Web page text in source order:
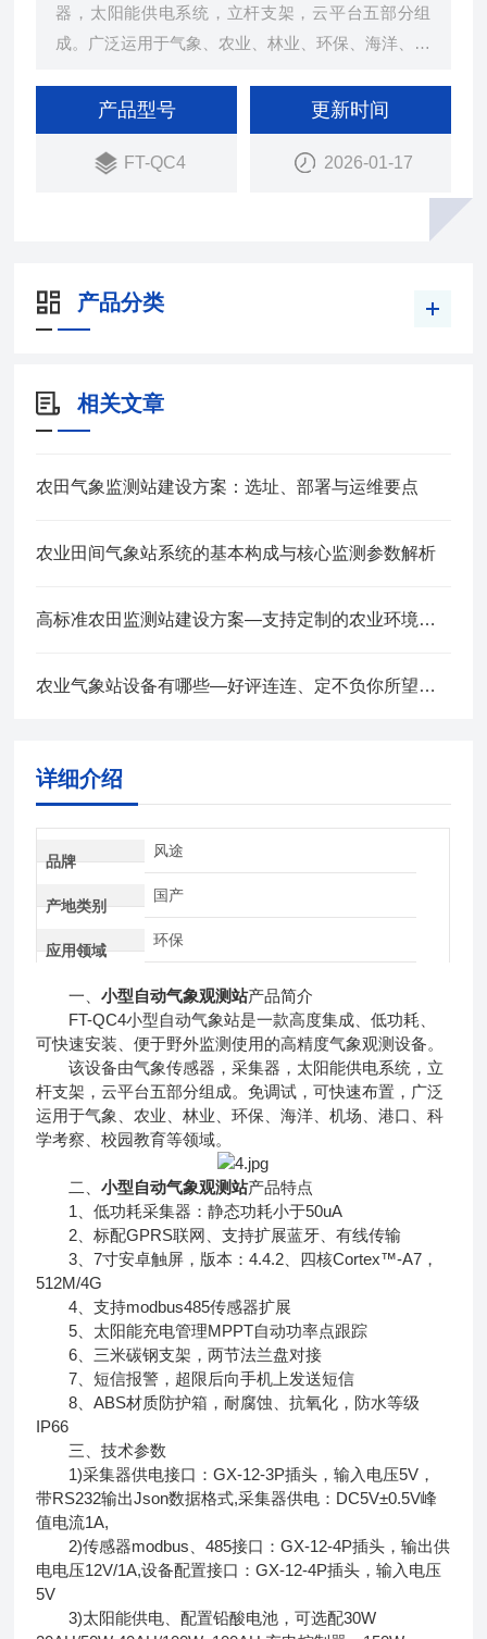
器，太阳能供电系统，立杆支架，云平台五部分组
成。广泛运用于气象、农业、林业、环保、海洋、机
产品型号
FT-QC4
更新时间
2026-01-17
产品分类
相关文章
农田气象监测站建设方案：选址、部署与运维要点
农业田间气象站系统的基本构成与核心监测参数解析
高标准农田监测站建设方案—支持定制的农业环境监测站2025全+境+派+送
农业气象站设备有哪些—好评连连、定不负你所望全+境+派+送
详细介绍
品牌
风途
产地类别
国产
应用领域
环保
一、小型自动气象观测站产品简介
FT-QC4小型自动气象站是一款高度集成、低功耗、
可快速安装、便于野外监测使用的高精度气象观测设备。
该设备由气象传感器，采集器，太阳能供电系统，立
杆支架，云平台五部分组成。免调试，可快速布置，广泛
运用于气象、农业、林业、环保、海洋、机场、港口、科
学考察、校园教育等领域。
二、小型自动气象观测站产品特点
1、低功耗采集器：静态功耗小于50uA
2、标配GPRS联网、支持扩展蓝牙、有线传输
3、7寸安卓触屏，版本：4.4.2、四核Cortex™-A7，
512M/4G
4、支持modbus485传感器扩展
5、太阳能充电管理MPPT自动功率点跟踪
6、三米碳钢支架，两节法兰盘对接
7、短信报警，超限后向手机上发送短信
8、ABS材质防护箱，耐腐蚀、抗氧化，防水等级
IP66
三、技术参数
1)采集器供电接口：GX-12-3P插头，输入电压5V，
带RS232输出Json数据格式,采集器供电：DC5V±0.5V峰
值电流1A,
2)传感器modbus、485接口：GX-12-4P插头，输出供
电电压12V/1A,设备配置接口：GX-12-4P插头，输入电压
5V
3)太阳能供电、配置铅酸电池，可选配30W